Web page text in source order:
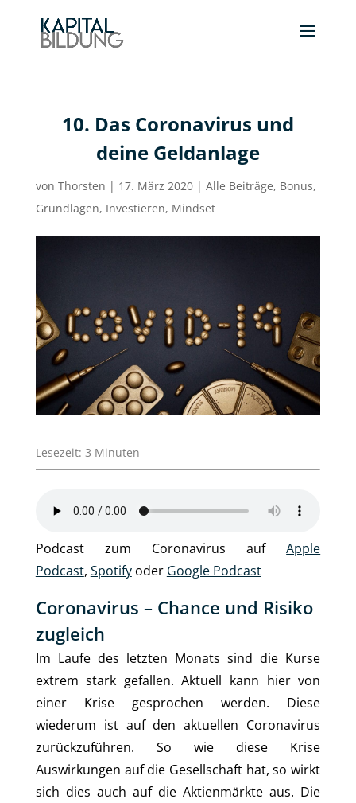
10. Das Coronavirus und
deine Geldanlage
von Thorsten | 17. März 2020| Alle Beiträge, Bonus,
Grundlagen, Investieren, Mindset
Lesezeit: 3 Minuten
Podcast zum Coronavirus aufApple
Podcast, Spotifyoder Google Podcast
Coronavirus – Chance und Risiko
zugleich
Im Laufe des letzten Monats sind die Kurse
extrem stark gefallen. Aktuell kann hier von
einer Krise gesprochen werden. Diese
wiederum ist auf den aktuellen Coronavirus
zurückzuführen. So wie diese Krise
Auswirkungen auf die Gesellschaft hat, so wirkt
sich dies auch auf die Aktienmärkte aus. Die